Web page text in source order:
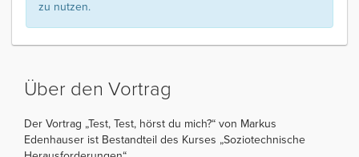
zu nutzen.
Über den Vortrag
Der Vortrag „Test, Test, hörst du mich?“ von Markus
Edenhauser ist Bestandteil des Kurses „Soziotechnische